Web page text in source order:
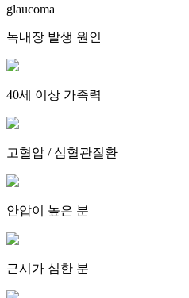
glaucoma
녹내장 발생 원인
40세 이상 가족력
고혈압 / 심혈관질환
안압이 높은 분
근시가 심한 분